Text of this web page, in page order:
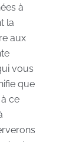
à
la
aux
vous
que
ce